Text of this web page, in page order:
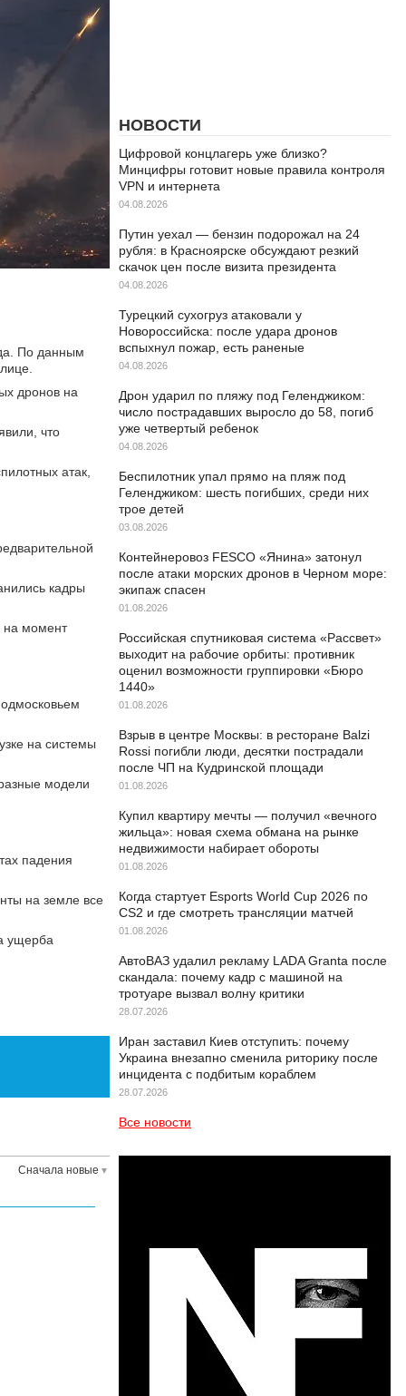
По данным
дронов на
что
атак,
кадры
на момент
на системы
модели
падения
на земле все
ущерба
Сначала новые
НОВОСТИ
Цифровой концлагерь уже близко?
Минцифры готовит новые правила контроля
VPN и интернета
04.08.2026
Путин уехал — бензин подорожал на 24
рубля: в Красноярске обсуждают резкий
скачок цен после визита президента
04.08.2026
Турецкий сухогруз атаковали у
Новороссийска: после удара дронов
вспыхнул пожар, есть раненые
04.08.2026
Дрон ударил по пляжу под Геленджиком:
число пострадавших выросло до 58, погиб
уже четвертый ребенок
04.08.2026
Беспилотник упал прямо на пляж под
Геленджиком: шесть погибших, среди них
трое детей
03.08.2026
Контейнеровоз FESCO «Янина» затонул
после атаки морских дронов в Черном море:
экипаж спасен
01.08.2026
Российская спутниковая система «Рассвет»
выходит на рабочие орбиты: противник
оценил возможности группировки «Бюро
1440»
01.08.2026
Взрыв в центре Москвы: в ресторане Balzi
Rossi погибли люди, десятки пострадали
после ЧП на Кудринской площади
01.08.2026
Купил квартиру мечты — получил «вечного
жильца»: новая схема обмана на рынке
недвижимости набирает обороты
01.08.2026
Когда стартует Esports World Cup 2026 по
CS2 и где смотреть трансляции матчей
01.08.2026
АвтоВАЗ удалил рекламу LADA Granta после
скандала: почему кадр с машиной на
тротуаре вызвал волну критики
28.07.2026
Иран заставил Киев отступить: почему
Украина внезапно сменила риторику после
инцидента с подбитым кораблем
28.07.2026
Все новости